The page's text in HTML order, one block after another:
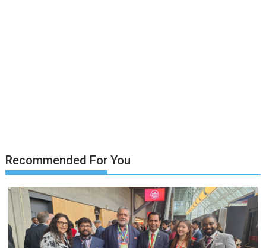
Recommended For You